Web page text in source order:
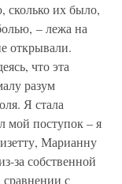
сколько их было,
– лежа на
открывали.
что эта
разум
Я стала
мой поступок – я
Марианну
за собственной
с